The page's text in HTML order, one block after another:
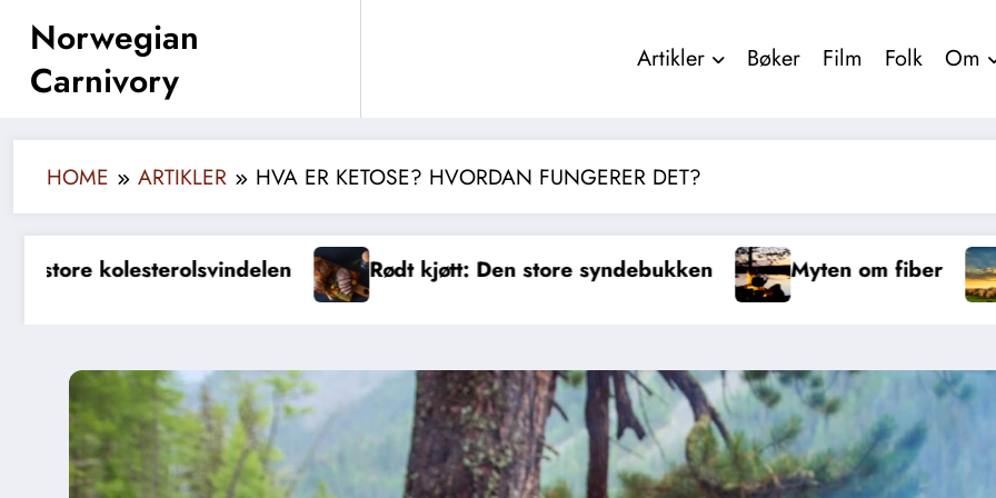
Skip
content
Norwegian
Carnivory
Artikler Bøker Film Folk Om
HOME ARTIKLER HVA ER KETOSE? HVORDAN FUNGERER DET?
Rødt kjøtt: Den store syndebukken Myten om fiber Trenger vi vitamin C?